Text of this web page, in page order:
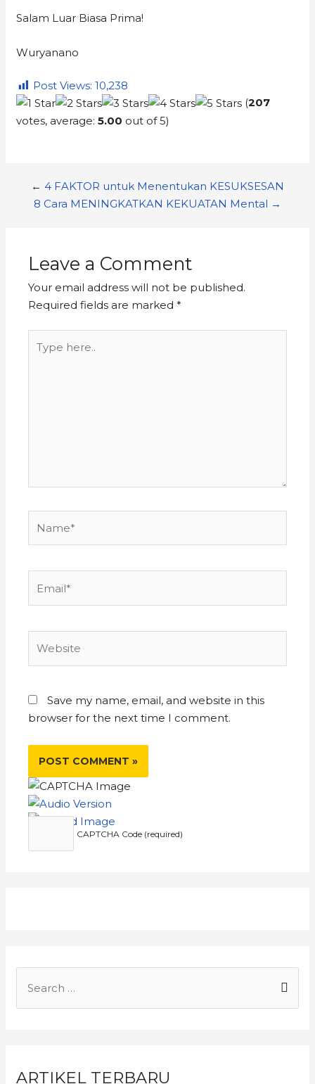
Salam Luar Biasa Prima!
Wuryanano
Post Views: 10,238
(207
votes, average:5.00 out of 5)
← 4 FAKTOR untuk Menentukan KESUKSESAN
8 Cara MENINGKATKAN KEKUATAN Mental →
Leave a Comment
Your email address will not be published.
Required fields are marked*
Save my name, email, and website in this
browser for the next time I comment.
CAPTCHA Code (required)
ARTIKEL TERBARU